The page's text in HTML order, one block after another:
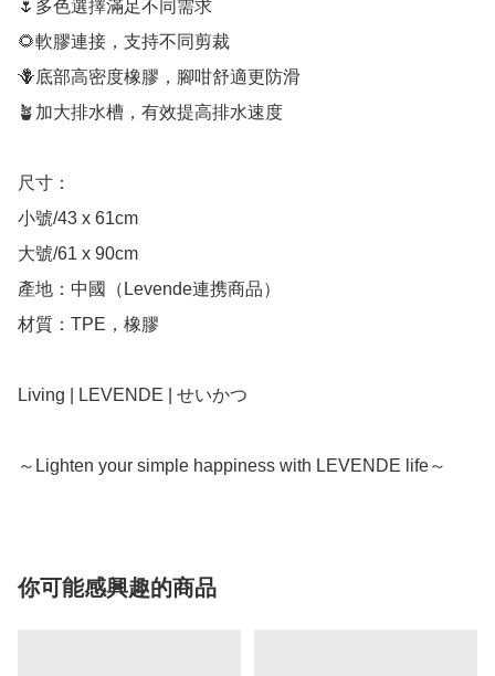
🌷多色選擇滿足不同需求
🌻軟膠連接，支持不同剪裁
🪻底部高密度橡膠，腳咁舒適更防滑
🪴加大排水槽，有效提高排水速度
尺寸：
小號/43 x 61cm
大號/61 x 90cm
產地：中國（Levende連携商品）
材質：TPE，橡膠
Living | LEVENDE | せいかつ
～Lighten your simple happiness with LEVENDE life～
你可能感興趣的商品